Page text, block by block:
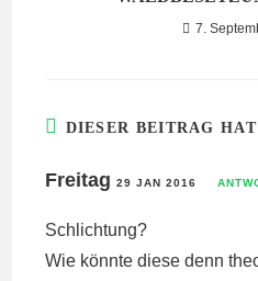
7.
DIESER BEITRAG
Freitag29 JAN 2016
Schlichtung?
Wie könnte diese denn